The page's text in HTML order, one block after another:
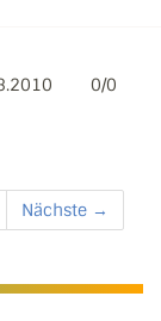
0/0
Nächste →